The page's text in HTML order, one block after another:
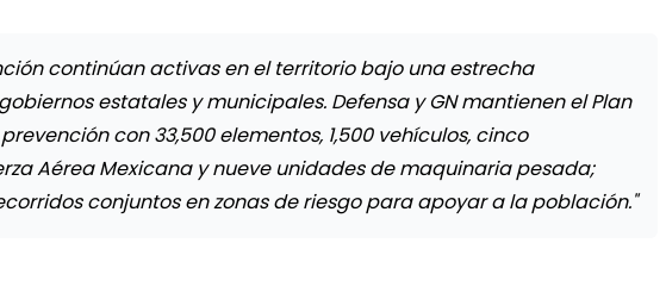
continúan activas en el territorio bajo una estrecha
estatales y municipales. Defensa y GN mantienen el Plan
con 33,500 elementos, 1,500 vehículos, cinco
Aérea Mexicana y nueve unidades de maquinaria pesada;
conjuntos en zonas de riesgo para apoyar a la población."